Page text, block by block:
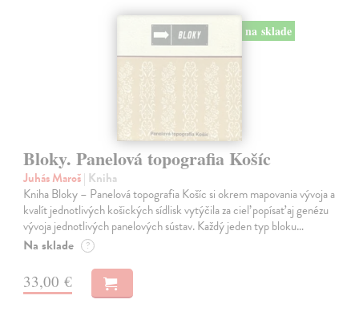
na sklade
Bloky. Panelová topografia Košíc
Juhás Maroš| Kniha
Kniha Bloky – Panelová topografia Košíc si okrem mapovania vývoja a
kvalít jednotlivých košických sídlisk vytýčila za cieľ popísať aj genézu
vývoja jednotlivých panelových sústav. Každý jeden typ bloku…
Na sklade ?
33,00 €